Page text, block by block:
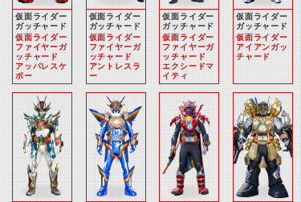
仮面ライダー
ガッチャード
仮面ライダー
ファイヤーガ
ッチャード
アッパレスケ
ボー
仮面ライダー
ガッチャード
仮面ライダー
ファイヤーガ
ッチャード
アントレスラ
ー
仮面ライダー
ガッチャード
仮面ライダー
ファイヤーガ
ッチャード
エクシードマ
イティ
仮面ライダー
ガッチャード
仮面ライダー
アイアンガッ
チャード